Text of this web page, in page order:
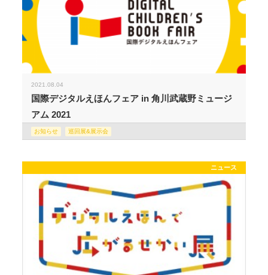
2021.08.04
国際デジタルえほんフェア in 角川武蔵野ミュージ
アム 2021
お知らせ 巡回展&展示会
ニュース